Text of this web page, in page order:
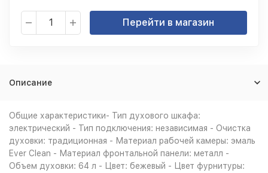
Перейти в магазин
Описание
Общие характеристики- Тип духового шкафа:
электрический - Тип подключения: независимая - Очистка
духовки: традиционная - Материал рабочей камеры: эмаль
Ever Clean - Материал фронтальной панели: металл -
Объем духовки: 64 л - Цвет: бежевый - Цвет фурнитуры: